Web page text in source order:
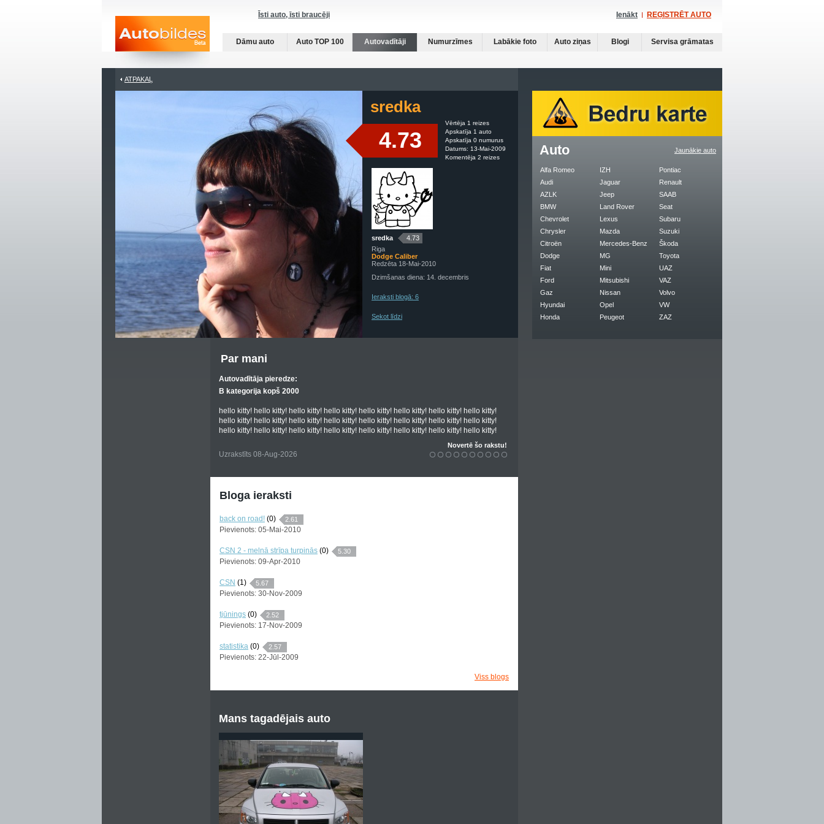
Īsti auto, īsti braucēji Ienākt REĢISTRĒT AUTO
Dāmu auto Auto TOP 100 Autovadītāji Numurzīmes Labākie foto Auto ziņas Blogi Servisa grāmatas
ATPAKAĻ
sredka
4.73
Vērtēja 1 reizes
Apskatīja 1 auto
Apskatīja 0 numurus
Datums: 13-Mai-2009
Komentēja 2 reizes
sredka
4.73
Riga
Dodge Caliber
Redzēta 18-Mai-2010
Dzimšanas diena: 14. decembris
Ieraksti blogā: 6
Sekot līdzi
Par mani
Autovadītāja pieredze:
B kategorija kopš 2000
hello kitty! hello kitty! hello kitty! hello kitty! hello kitty! hello kitty! hello kitty! hello kitty!
hello kitty! hello kitty! hello kitty! hello kitty! hello kitty! hello kitty! hello kitty! hello kitty!
hello kitty! hello kitty! hello kitty! hello kitty! hello kitty! hello kitty! hello kitty! hello kitty!
Novertē šo rakstu!
Uzrakstīts 08-Aug-2026
Bloga ieraksti
back on road! (0) 2.61
Pievienots: 05-Mai-2010
CSN 2 - melnā strīpa turpinās (0) 5.30
Pievienots: 09-Apr-2010
CSN (1) 5.67
Pievienots: 30-Nov-2009
tjūnings (0) 2.52
Pievienots: 17-Nov-2009
statistika (0) 2.57
Pievienots: 22-Jūl-2009
Viss blogs
Mans tagadējais auto
Jaunākie auto
Auto
Alfa Romeo
Audi
AZLK
BMW
Chevrolet
Chrysler
Citroën
Dodge
Fiat
Ford
Gaz
Hyundai
Honda
IZH
Jaguar
Jeep
Land Rover
Lexus
Mazda
Mercedes-Benz
MG
Mini
Mitsubishi
Nissan
Opel
Peugeot
Pontiac
Renault
SAAB
Seat
Subaru
Suzuki
Škoda
Toyota
UAZ
VAZ
Volvo
VW
ZAZ